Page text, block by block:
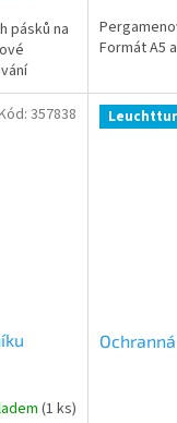
pásků na
Formát A5
(1 ks)
357838